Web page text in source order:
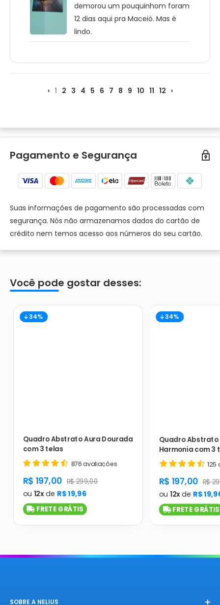
demorou um pouquinhom foram
12 dias aqui pra Maceió. Mas é
lindo.
‹ 1 2 3 4 5 6 7 8 9 10 11 12 ›
Pagamento e Segurança
Suas informações de pagamento são processadas com
segurança. Nós não armazenamos dados do cartão de
crédito nem temos acesso aos números do seu cartão.
Você pode gostar desses:
34%
Quadro Abstrato Aura Dourada
com 3 telas
876 avaliações
product.general.sale_price
R$ 197,00 product.general.regular_price
R$ 299,00
ou 12xde R$ 19,96
FRETE GRÁTIS
34%
Quadro Abstrato
Harmonia com 3
125
R$ 197,00 R$
ou 12xde R$
FRETE GRÁTIS
SOBRE A NELIUS